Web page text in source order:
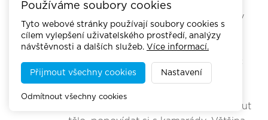
| Stále stejný příběh. Aby
děti jezdily do škol MHD, na kole, na
koloběžce, chodily pěšky, potřebují k
tomu bezpečný prostor, jinak je rodič
nepustí... A pojedou autem, nebo
půjdou s ním. A co vlastně děti
potřebují? Okysličit mozek, protáhnout
Používáme soubory cookies
Tyto webové stránky používají soubory cookies s
cílem vylepšení uživatelského prostředí, analýzy
návštěvnosti a dalších služeb. Více informací.
Přijmout všechny cookies Nastavení
Odmítnout všechny cookies